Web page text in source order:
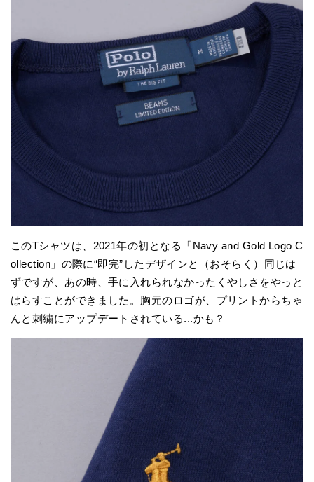
このTシャツは、2021年の初となる「Navy and Gold Logo C
ollection」の際に“即完”したデザインと（おそらく）同じは
ずですが、あの時、手に入れられなかったくやしさをやっと
はらすことができました。胸元のロゴが、プリントからちゃ
んと刺繍にアップデートされている...かも？